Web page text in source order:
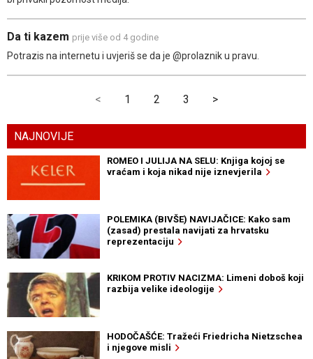
Da ti kazem prije više od 4 godine
Potrazis na internetu i uvjeriš se da je @prolaznik u pravu.
< 1 2 3 >
NAJNOVIJE
ROMEO I JULIJA NA SELU: Knjiga kojoj se
vraćam i koja nikad nije iznevjerila
POLEMIKA (BIVŠE) NAVIJAČICE: Kako sam
(zasad) prestala navijati za hrvatsku
reprezentaciju
KRIKOM PROTIV NACIZMA: Limeni doboš koji
razbija velike ideologije
HODOČAŠĆE: Tražeći Friedricha Nietzschea
i njegove misli